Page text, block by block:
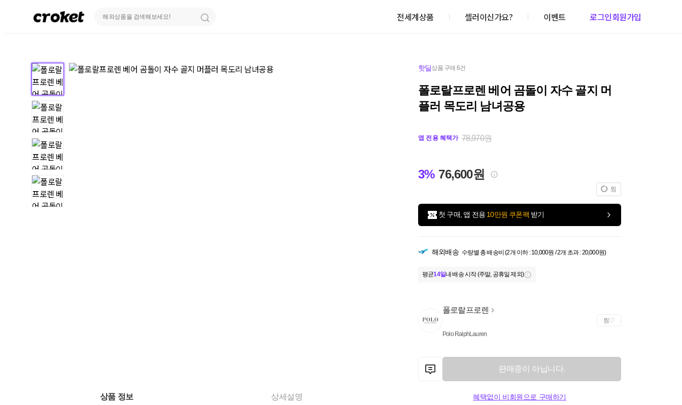
전세계상품 셀러이신가요? 이벤트 로그인회원가입
핫딜상품 구매 6건
폴로랄프로렌 베어 곰돌이 자수 골지 머
플러 목도리 남녀공용
앱 전용 혜택가 78,970원
3% 76,600원
찜
첫 구매, 앱 전용 10만원 쿠폰팩 받기
해외배송 수량별 총 배송비 (2개 이하 : 10,000원 / 2개 초과 : 20,000원)
평균14일내 배송 시작 (주말, 공휴일 제외)
폴로랄프로렌
Polo RalphLauren
찜
판매중이 아닙니다.
혜택없이 비회원으로 구매하기
상품 정보 상세설명